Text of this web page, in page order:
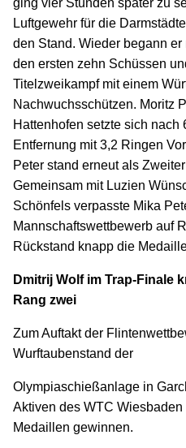
Luftgewehr für die
den Stand. Wieder begann
den ersten zehn Schüssen
Titelzweikampf mit einem
Nachwuchsschützen. Moritz
Hattenhofen setzte sich
Entfernung mit 3,2 Ringen
Peter stand erneut als
Gemeinsam mit Luzien
Schönfels verpasste Mika
Mannschaftswettbewerb auf
Rückstand knapp die
Dmitrij Wolf im Trap-Finale
Rang zwei
Zum Auftakt der
Wurftaubenstand der
Olympiaschießanlage in
Aktiven des WTC Wiesbaden
Medaillen gewinnen.